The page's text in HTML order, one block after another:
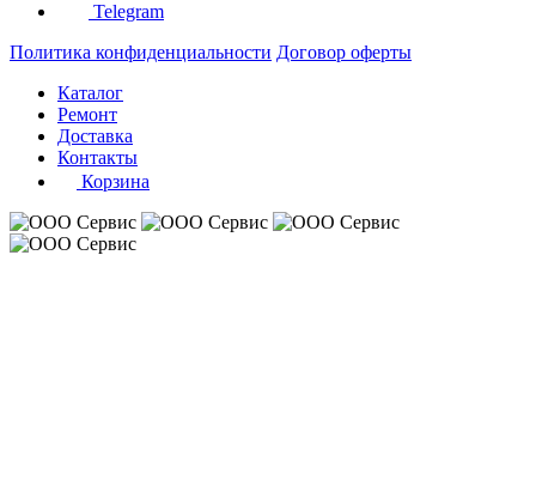
Telegram
Политика конфиденциальности Договор оферты
Каталог
Ремонт
Доставка
Контакты
Корзина